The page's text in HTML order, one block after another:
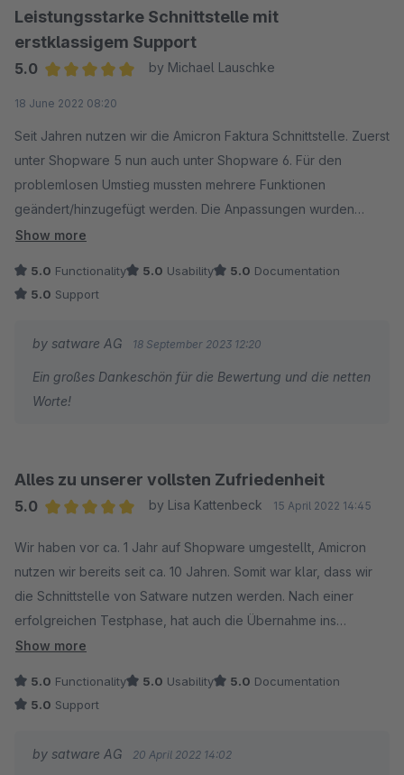
Wir danken Ihnen für das Vertrauen in unsere Produkte
und Dienstleistungen und freuen uns darauf, Sie auch in
Leistungs-Verhältnis unterstützen zu dürfen.
Mit sonnigen Grüßen
Ihr satware AG Team
Leistungsstarke Schnittstelle mit
erstklassigem Support
5.0
by Michael Lauschke
18 June 2022 08:20
Seit Jahren nutzen wir die Amicron Faktura Schnittstelle. Zuerst
unter Shopware 5 nun auch unter Shopware 6. Für den
problemlosen Umstieg mussten mehrere Funktionen
geändert/hinzugefügt werden. Die Anpassungen wurden
zeitnah in einem Versionsupdate umgesetzt. Der Kontakt ist
Wir können die satware AG und Amicron Faktura Schnittstelle
daher nur empfehlen!
Show more
5.0 Functionality 5.0 Usability 5.0 Documentation
5.0 Support
by satware AG 18 September 2023 12:20
Ein großes Dankeschön für die Bewertung und die netten
Worte!
Alles zu unserer vollsten Zufriedenheit
5.0
by Lisa Kattenbeck 15 April 2022 14:45
Wir haben vor ca. 1 Jahr auf Shopware umgestellt, Amicron
nutzen wir bereits seit ca. 10 Jahren. Somit war klar, dass wir
die Schnittstelle von Satware nutzen werden. Nach einer
erfolgreichen Testphase, hat auch die Übernahme ins
Produktivsystem einwandfrei geklappt.
alles klappt bestens. Wir nutzen auch die Funktion für
Problemen wird uns immer sehr schnell geholfen und
Show more
5.0 Functionality 5.0 Usability 5.0 Documentation
5.0 Support
by satware AG 20 April 2022 14:02